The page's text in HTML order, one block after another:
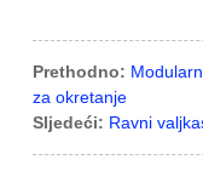
Prethodno:
za okretanje
Sljedeći: Ravni